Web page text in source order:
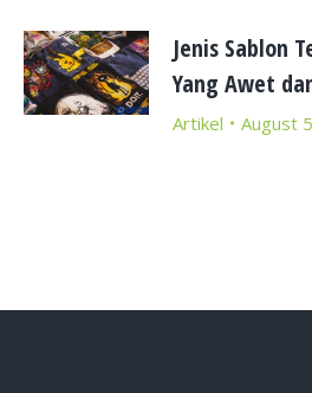
Jenis Sablon
Yang Awet
Artikel August